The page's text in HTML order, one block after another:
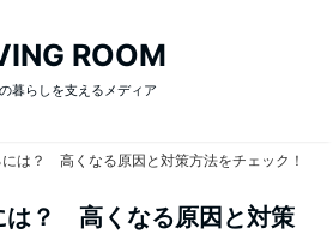
ROOM
暮らしを支えるメディア
は？ 高くなる原因と対策方法をチェック！
は？ 高くなる原因と対策